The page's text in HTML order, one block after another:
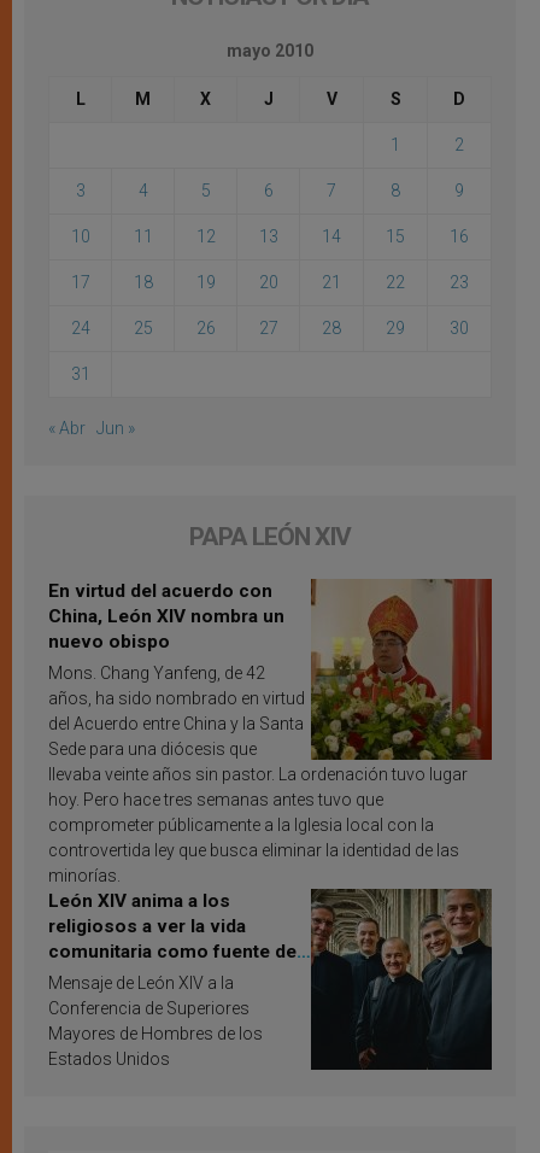
mayo 2010
L M X J V S D
1 2
3 4 5 6 7 8 9
10 11 12 13 14 15 16
17 18 19 20 21 22 23
24 25 26 27 28 29 30
31
« Abr Jun »
PAPA LEÓN XIV
En virtud del acuerdo con
China, León XIV nombra un
nuevo obispo
Mons. Chang Yanfeng, de 42
años, ha sido nombrado en virtud
del Acuerdo entre China y la Santa
Sede para una diócesis que
llevaba veinte años sin pastor. La ordenación tuvo lugar
hoy. Pero hace tres semanas antes tuvo que
comprometer públicamente a la Iglesia local con la
controvertida ley que busca eliminar la identidad de las
minorías.
León XIV anima a los
religiosos a ver la vida
comunitaria como fuente de
inspiración y santificación
Mensaje de León XIV a la
Conferencia de Superiores
Mayores de Hombres de los
Estados Unidos